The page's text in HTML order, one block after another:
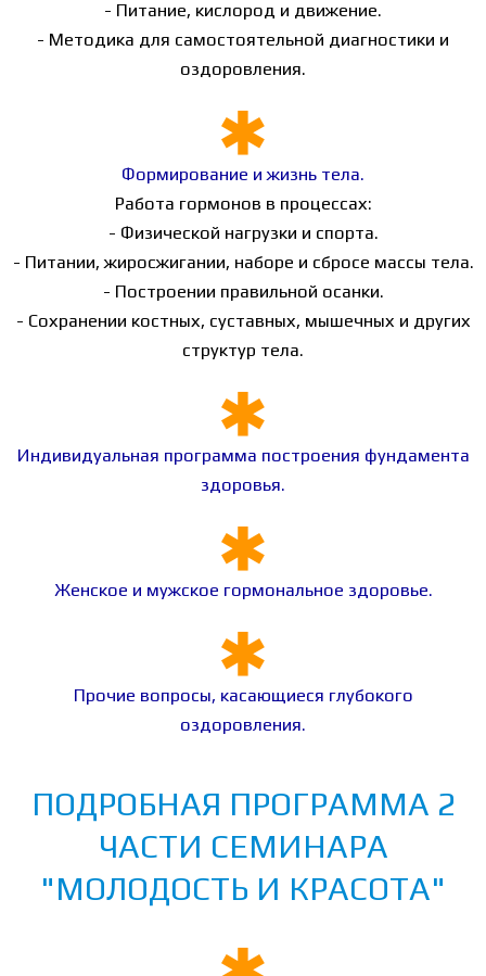
- Питание, кислород и движение.
- Методика для самостоятельной диагностики и
оздоровления.
Формирование и жизнь тела.
Работа гормонов в процессах:
- Физической нагрузки и спорта.
- Питании, жиросжигании, наборе и сбросе массы тела.
- Построении правильной осанки.
- Сохранении костных, суставных, мышечных и других
структур тела.
Индивидуальная программа построения фундамента
здоровья.
Женское и мужское гормональное здоровье.
Прочие вопросы, касающиеся глубокого
оздоровления.
ПОДРОБНАЯ ПРОГРАММА 2
ЧАСТИ СЕМИНАРА
"МОЛОДОСТЬ И КРАСОТА"